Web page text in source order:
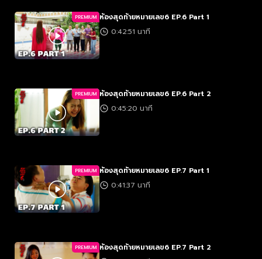
PREMIUM ห้องสุดท้ายหมายเลข6 EP.6 Part 1
0:42:51 นาที
PREMIUM ห้องสุดท้ายหมายเลข6 EP.6 Part 2
0:45:20 นาที
PREMIUM ห้องสุดท้ายหมายเลข6 EP.7 Part 1
0:41:37 นาที
PREMIUM ห้องสุดท้ายหมายเลข6 EP.7 Part 2